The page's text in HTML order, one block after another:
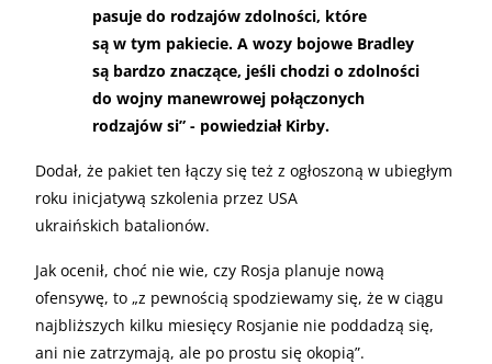
pasuje do rodzajów zdolności, które
są w tym pakiecie. A wozy bojowe Bradley
są bardzo znaczące, jeśli chodzi o zdolności
do wojny manewrowej połączonych
rodzajów si” - powiedział Kirby.
Dodał, że pakiet ten łączy się też z ogłoszoną w ubiegłym
roku inicjatywą szkolenia przez USA
ukraińskich batalionów.
Jak ocenił, choć nie wie, czy Rosja planuje nową
ofensywę, to „z pewnością spodziewamy się, że w ciągu
najbliższych kilku miesięcy Rosjanie nie poddadzą się,
ani nie zatrzymają, ale po prostu się okopią”.